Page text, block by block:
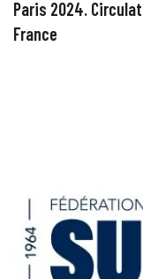
Paris 2024.
France